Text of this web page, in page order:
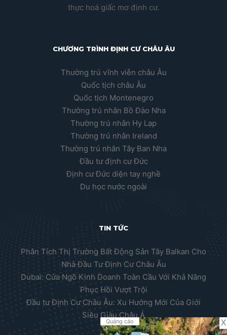
thực hoá giấc mơ định cư.
CHƯƠNG TRÌNH ĐỊNH CƯ CHÂU ÂU
Thường trú vĩnh viễn châu Âu
Quốc tịch châu Âu
Quốc tịch Montenegro
Thường trú nhân Bồ Đào Nha
Thường trú nhân Hy Lạp
Thường trú nhân Ireland
Thường trú nhân Tây Ban Nha
Đầu tư định cư Đức
Định cư Đức diện tay nghề
Du học nước ngoài
TIN TỨC
Phân Tích Thị Trường Bất Động Sản Tây Balkan Cho
Nhà Đầu Tư Định Cư Châu Âu
Dubai: Cửa Ngõ Kinh Doanh Toàn Cầu Với Khả Năng
Phục Hồi Vượt Trội
Đầu tư Định Cư Châu Âu: Xu Hướng Mới Của Giới
Siêu Giàu Châu Á
Quảng cáo X